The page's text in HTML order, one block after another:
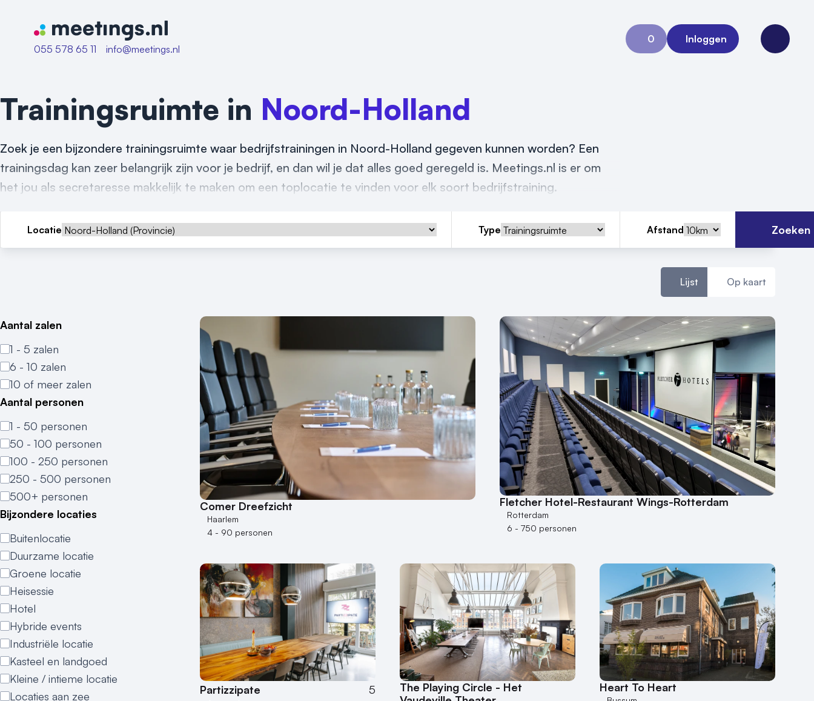
Naar home van Meetings
055 578 65 11
info@meetings.nl
0
Aanvraag 0
Inloggen
Open
Trainingsruimte in Noord-Holland
Zoek je een bijzondere trainingsruimte waar bedrijfstrainingen in Noord-Holland gegeven kunnen worden? Een
trainingsdag kan zeer belangrijk zijn voor je bedrijf, en dan wil je dat alles goed geregeld is. Meetings.nl is er om
het jou als secretaresse makkelijk te maken om een toplocatie te vinden voor elk soort bedrijfstraining.
Locatie Type Afstand Zoeken
Lijst Op kaart
Aantal zalen
1 - 5 zalen
6 - 10 zalen
10 of meer zalen
Aantal personen
1 - 50 personen
50 - 100 personen
100 - 250 personen
250 - 500 personen
500+ personen
Bijzondere locaties
Buitenlocatie
Duurzame locatie
Groene locatie
Heisessie
Hotel
Hybride events
Industriële locatie
Kasteel en landgoed
Kleine / intieme locatie
Locaties aan zee
Comer Dreefzicht
Haarlem
4 - 90 personen
Fletcher Hotel-Restaurant Wings-Rotterdam
Rotterdam
6 - 750 personen
Partizzipate 5
The Playing Circle - Het
Heart To Heart